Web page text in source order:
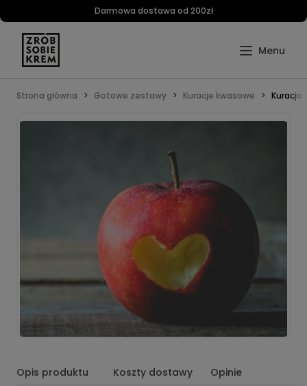
Darmowa dostawa od 200zł
Strona główna Gotowe zestawy Kuracje kwasowe Kuracja
Opis produktu Koszty dostawy Opinie